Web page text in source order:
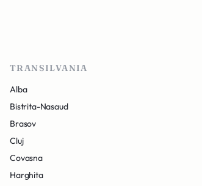
TRANSILVANIA
Alba
Bistrita-Nasaud
Brasov
Cluj
Covasna
Harghita